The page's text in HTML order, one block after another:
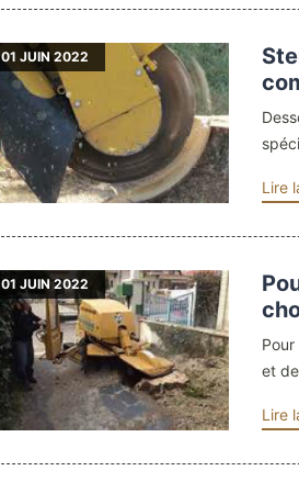
01 JUIN 2022
Lire
01 JUIN 2022
et
Lire